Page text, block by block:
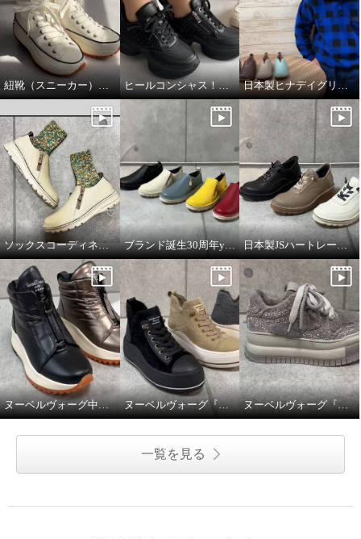
ヒナ デイグリーン 日本製 育て
るレザー オープントゥブーティ
ブラック Ｍ
¥0
ヒナ デイグリーン 日本製 育て
るレザー オープントゥブーティ
グレー Ｍ
¥0
紐靴（スニーカー）のフィッティング方法について ヒールコンシャス！魅せる大人のスニーカー 日本製ヒナデイグリーン撥水レザーシューズ
ソックスコーディネートのイメージです。 ブランド誕生30周年year JSハートレーベルの説明動画 日本製JSハートレーベルの説明動画
ヌーベルヴォーグ中綿撥水スニーカーブーツ。 ヌーベルヴォーグ『ふわふわニットスニーカーブーツ』 ヌーベルヴォーグ『ゴージャスに魅せるムートンスニーカー』
一覧を見る